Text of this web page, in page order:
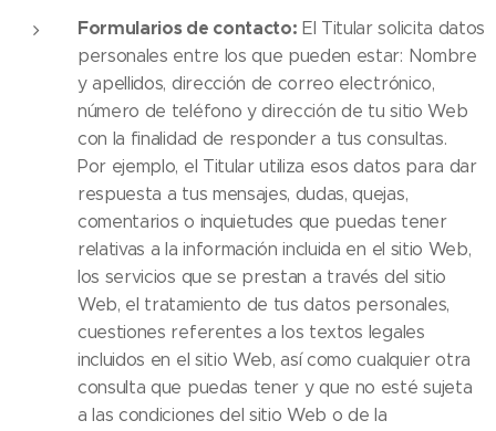
Formularios de contacto: El Titular solicita datos
personales entre los que pueden estar: Nombre
y apellidos, dirección de correo electrónico,
número de teléfono y dirección de tu sitio Web
con la finalidad de responder a tus consultas.
Por ejemplo, el Titular utiliza esos datos para dar
respuesta a tus mensajes, dudas, quejas,
comentarios o inquietudes que puedas tener
relativas a la información incluida en el sitio Web,
los servicios que se prestan a través del sitio
Web, el tratamiento de tus datos personales,
cuestiones referentes a los textos legales
incluidos en el sitio Web, así como cualquier otra
consulta que puedas tener y que no esté sujeta
a las condiciones del sitio Web o de la